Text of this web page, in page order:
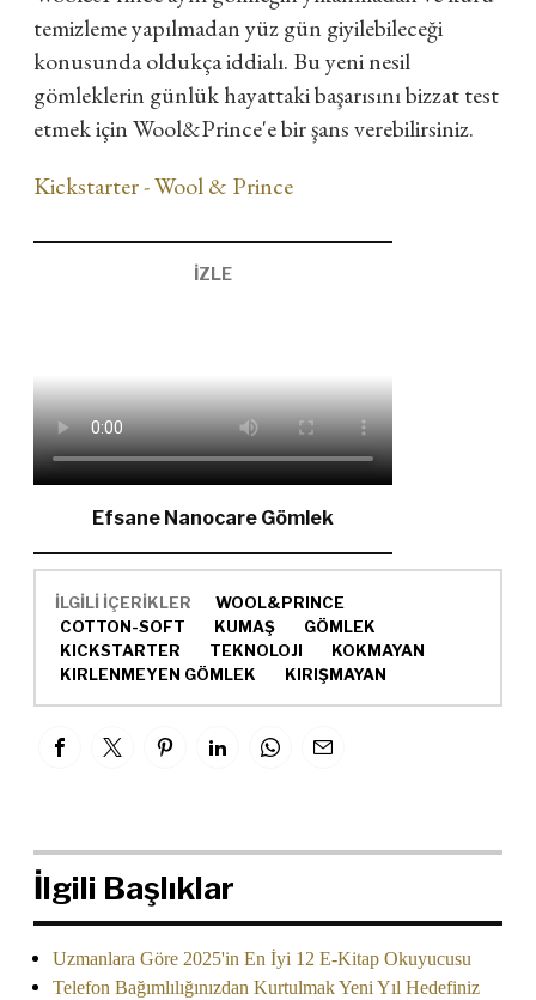
temizleme yapılmadan yüz gün giyilebileceği
konusunda oldukça iddialı. Bu yeni nesil
gömleklerin günlük hayattaki başarısını bizzat test
etmek için Wool&Prince'e bir şans verebilirsiniz.
Kickstarter - Wool & Prince
İZLE
Efsane Nanocare Gömlek
İLGİLİ İÇERİKLER
WOOL&PRINCE
COTTON-SOFT
KUMAŞ
GÖMLEK
KICKSTARTER
TEKNOLOJI
KOKMAYAN
KIRLENMEYEN GÖMLEK
KIRIŞMAYAN
İlgili Başlıklar
Uzmanlara Göre 2025'in En İyi 12 E-Kitap Okuyucusu
Telefon Bağımlılığınızdan Kurtulmak Yeni Yıl Hedefiniz